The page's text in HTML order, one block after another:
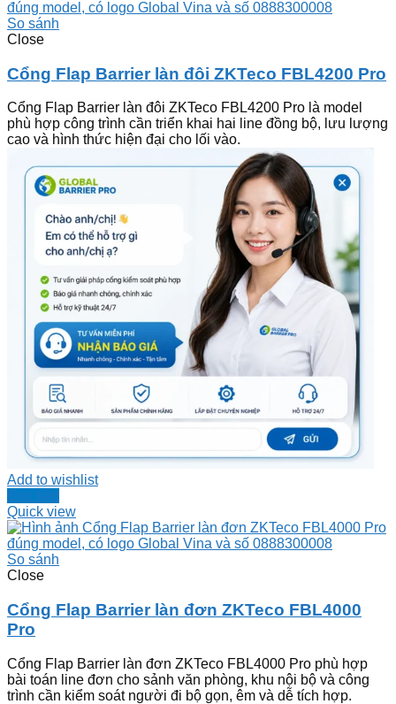
So sánh
Close
Cổng Flap Barrier làn đôi ZKTeco FBL4200 Pro
Cổng Flap Barrier làn đôi ZKTeco FBL4200 Pro là model
phù hợp công trình cần triển khai hai line đồng bộ, lưu lượng
cao và hình thức hiện đại cho lối vào.
Add to wishlist
Đọc tiếp
Quick view
So sánh
Close
Cổng Flap Barrier làn đơn ZKTeco FBL4000
Pro
Cổng Flap Barrier làn đơn ZKTeco FBL4000 Pro phù hợp
bài toán line đơn cho sảnh văn phòng, khu nội bộ và công
trình cần kiểm soát người đi bộ gọn, êm và dễ tích hợp.